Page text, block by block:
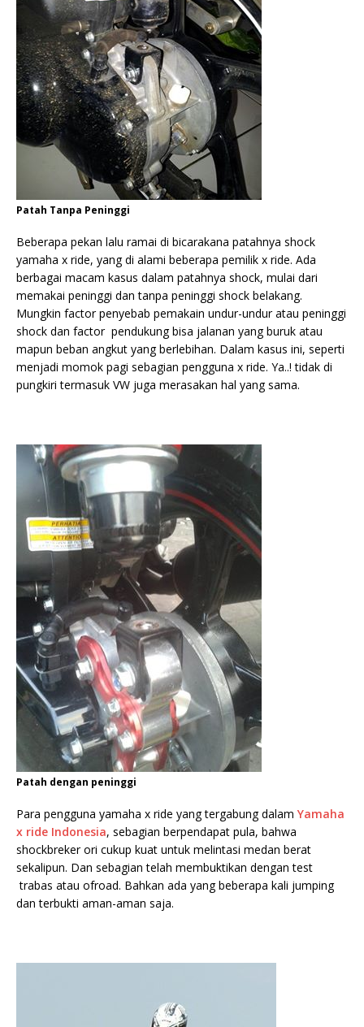
Patah Tanpa Peninggi
Beberapa pekan lalu ramai di bicarakana patahnya shock
yamaha x ride, yang di alami beberapa pemilik x ride. Ada
berbagai macam kasus dalam patahnya shock, mulai dari
memakai peninggi dan tanpa peninggi shock belakang.
Mungkin factor penyebab pemakain undur-undur atau peninggi
shock dan factor pendukung bisa jalanan yang buruk atau
mapun beban angkut yang berlebihan. Dalam kasus ini, seperti
menjadi momok pagi sebagian pengguna x ride. Ya..! tidak di
pungkiri termasuk VW juga merasakan hal yang sama.
Patah dengan peninggi
Para pengguna yamaha x ride yang tergabung dalam Yamaha
x ride Indonesia, sebagian berpendapat pula, bahwa
shockbreker ori cukup kuat untuk melintasi medan berat
sekalipun. Dan sebagian telah membuktikan dengan test
trabas atau ofroad. Bahkan ada yang beberapa kali jumping
dan terbukti aman-aman saja.